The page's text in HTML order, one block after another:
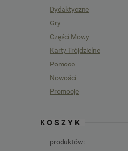
Dydaktyczne
Gry
Części Mowy
Karty Trójdzielne
Pomoce
Nowości
Promocje
KOSZYK
produktów: